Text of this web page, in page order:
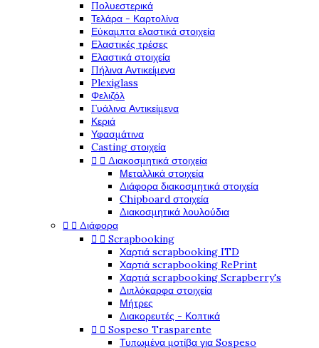
Πολυεστερικά
Τελάρα - Καρτολίνα
Εύκαμπτα ελαστικά στοιχεία
Ελαστικές τρέσες
Ελαστικά στοιχεία
Πήλινα Αντικείμενα
Plexiglass
Φελιζόλ
Γυάλινα Αντικείμενα
Κεριά
Υφασμάτινα
Casting στοιχεία
  Διακοσμητικά στοιχεία
Μεταλλικά στοιχεία
Διάφορα διακοσμητικά στοιχεία
Chipboard στοιχεία
Διακοσμητικά λουλούδια
  Διάφορα
  Scrapbooking
Χαρτιά scrapbooking ITD
Χαρτιά scrapbooking RePrint
Χαρτιά scrapbooking Scrapberry's
Διπλόκαρφα στοιχεία
Μήτρες
Διακορευτές - Κοπτικά
  Sospeso Trasparente
Τυπωμένα μοτίβα για Sospeso